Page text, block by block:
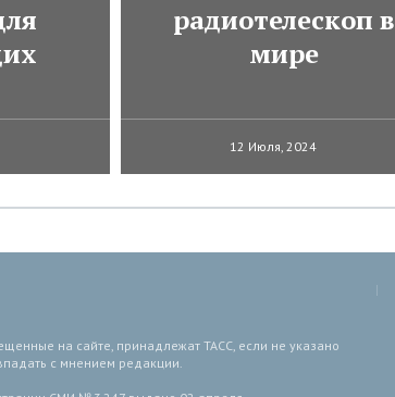
радиотелескоп в
мире
12 Июля, 2024
на сайте, принадлежат ТАСС, если не указано
с мнением редакции.